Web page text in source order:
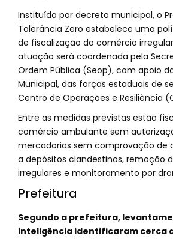
Instituído por decreto municipal, o
Tolerância Zero estabelece uma
de fiscalização do comércio
atuação será coordenada pela
Ordem Pública (Seop), com apoio
Municipal, das forças estaduais de
Centro de Operações e Resiliência
Entre as medidas previstas estão
comércio ambulante sem
mercadorias sem comprovação de
a depósitos clandestinos, remoção
irregulares e monitoramento por
Prefeitura
Segundo a prefeitura,
inteligência identificaram cerca